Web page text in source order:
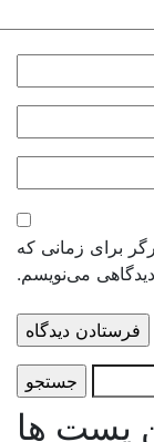
زمانی که
می‌نویسم.
ها